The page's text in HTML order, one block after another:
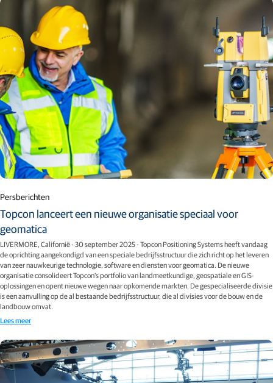
Persberichten
Topcon lanceert een nieuwe organisatie speciaal voor
geomatica
LIVERMORE, Californië - 30 september 2025 - Topcon Positioning Systems heeft vandaag
de oprichting aangekondigd van een speciale bedrijfsstructuur die zich richt op het leveren
van zeer nauwkeurige technologie, software en diensten voor geomatica. De nieuwe
organisatie consolideert Topcon's portfolio van landmeetkundige, geospatiale en GIS-
oplossingen en opent nieuwe wegen naar opkomende markten. De gespecialiseerde divisie
is een aanvulling op de al bestaande bedrijfsstructuur, die al divisies voor de bouw en de
landbouw omvat.
Lees meer